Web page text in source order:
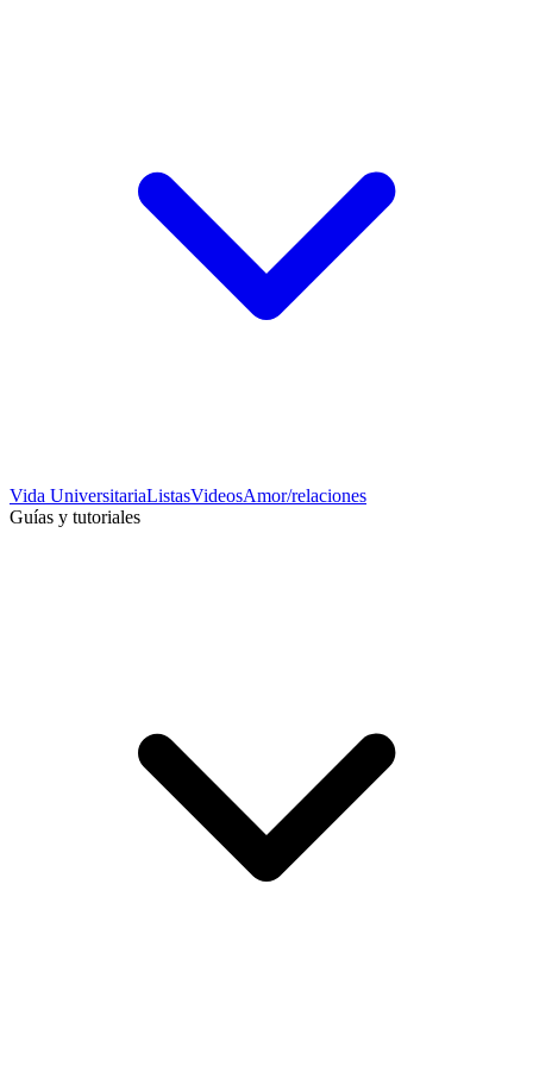
Vida UniversitariaListasVideosAmor/relaciones
Guías y tutoriales